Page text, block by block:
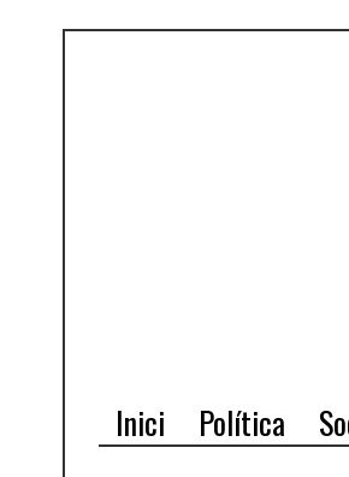
Inici Política